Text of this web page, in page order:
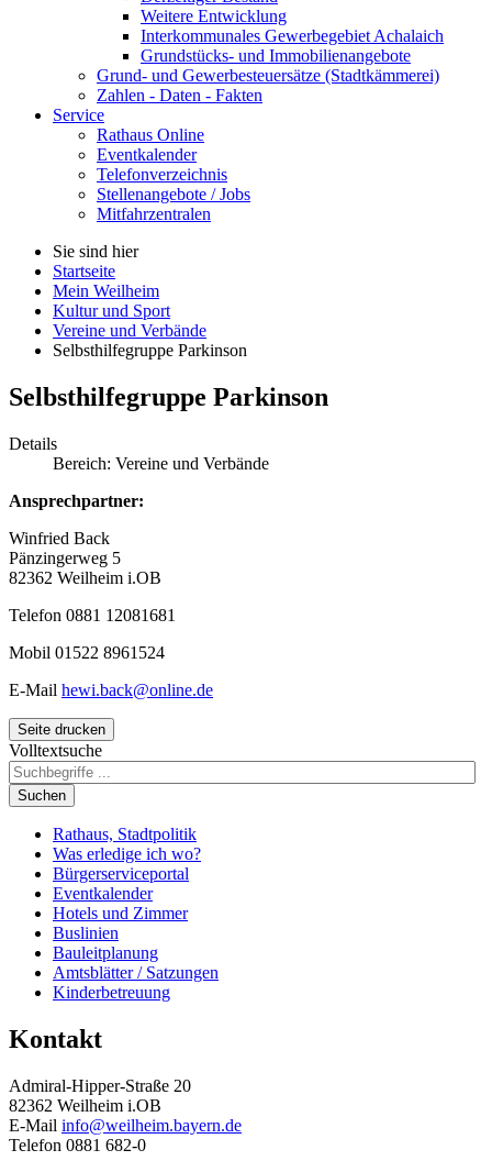
Weitere Entwicklung
Interkommunales Gewerbegebiet Achalaich
Grundstücks- und Immobilienangebote
Grund- und Gewerbesteuersätze (Stadtkämmerei)
Zahlen - Daten - Fakten
Service
Rathaus Online
Eventkalender
Telefonverzeichnis
Stellenangebote / Jobs
Mitfahrzentralen
Sie sind hier
Startseite
Mein Weilheim
Kultur und Sport
Vereine und Verbände
Selbsthilfegruppe Parkinson
Selbsthilfegruppe Parkinson
Details
Bereich: Vereine und Verbände
Ansprechpartner:
Winfried Back
Pänzingerweg 5
82362 Weilheim i.OB
Telefon 0881 12081681
Mobil 01522 8961524
E-Mail hewi.back@online.de
Seite drucken
Volltextsuche
Suchen
Rathaus, Stadtpolitik
Was erledige ich wo?
Bürgerserviceportal
Eventkalender
Hotels und Zimmer
Buslinien
Bauleitplanung
Amtsblätter / Satzungen
Kinderbetreuung
Kontakt
Admiral-Hipper-Straße 20
82362 Weilheim i.OB
E-Mail info@weilheim.bayern.de
Telefon 0881 682-0